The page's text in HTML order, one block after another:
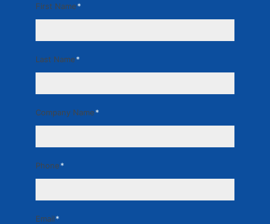
First Name*
Last Name*
Company Name*
Phone*
Email*